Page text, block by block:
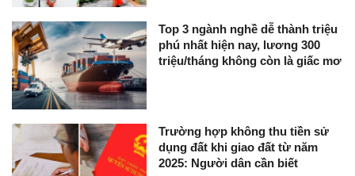
Top 3 ngành nghề dễ thành triệu
phú nhất hiện nay, lương 300
triệu/tháng không còn là giấc mơ
Trường hợp không thu tiền sử
dụng đất khi giao đất từ năm
2025: Người dân cần biết